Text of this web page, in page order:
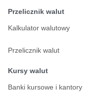
Przelicznik walut
Kalkulator walutowy
Przelicznik walut
Kursy walut
Banki kursowe i kantory